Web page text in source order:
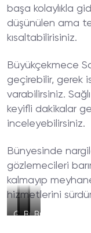
başa kolaylıkla
düşünülen ama
kısaltabilirisiniz.
Büyükçekmece
geçirebilir, gerek
varabilirsiniz.
keyifli dakikalar
inceleyebilirsiniz.
Bünyesinde
gözlemecileri
kalmayıp
hizmetlerini
Gürpınar
Büyükçekmece
Büyükçekmece
Büyükçekmece